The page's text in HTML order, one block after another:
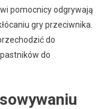
pomocnicy odgrywają
gry przeciwnika.
do
do